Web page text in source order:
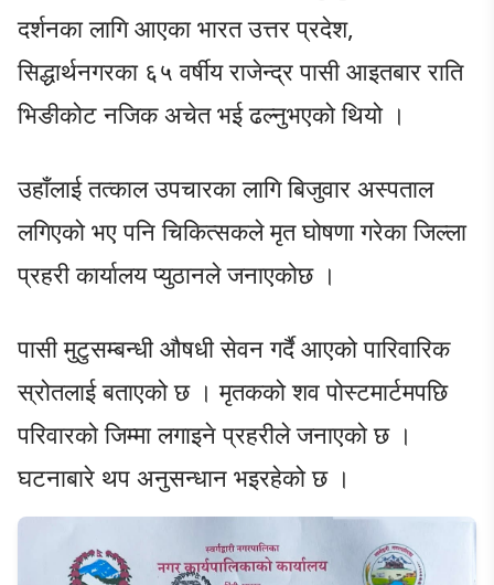
दर्शनका लागि आएका भारत उत्तर प्रदेश,
सिद्धार्थनगरका ६५ वर्षीय राजेन्द्र पासी आइतबार राति
भिङीकोट नजिक अचेत भई ढल्नुभएको थियो ।
उहाँलाई तत्काल उपचारका लागि बिजुवार अस्पताल
लगिएको भए पनि चिकित्सकले मृत घोषणा गरेका जिल्ला
प्रहरी कार्यालय प्युठानले जनाएकोछ ।
पासी मुटुसम्बन्धी औषधी सेवन गर्दै आएको पारिवारिक
स्रोतलाई बताएको छ । मृतकको शव पोस्टमार्टमपछि
परिवारको जिम्मा लगाइने प्रहरीले जनाएको छ ।
घटनाबारे थप अनुसन्धान भइरहेको छ ।